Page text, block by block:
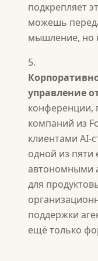
подкрепляет
можешь
мышление, но
управление
конференции,
компаний из
клиентами AI-
одной из пяти
автономными
для
поддержки
ещё только